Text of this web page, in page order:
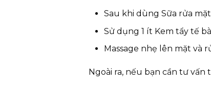
Sau khi dùng Sữa rửa mặt
Sử dụng 1 ít Kem tẩy tế
Massage nhẹ lên mặt và
Ngoài ra, nếu bạn cần tư